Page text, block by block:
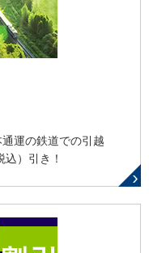
運の鉄道での引越
）引き！